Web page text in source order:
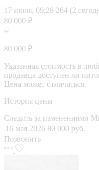
17 июля, 09:28 264 (2
80 000 ₽
80 000 ₽
Указанная стоимость в
продавца доступен ли
Цена может отличаться.
История цены
Следить за изменениями
16 мая 2026 80 000 руб.
Позвонить